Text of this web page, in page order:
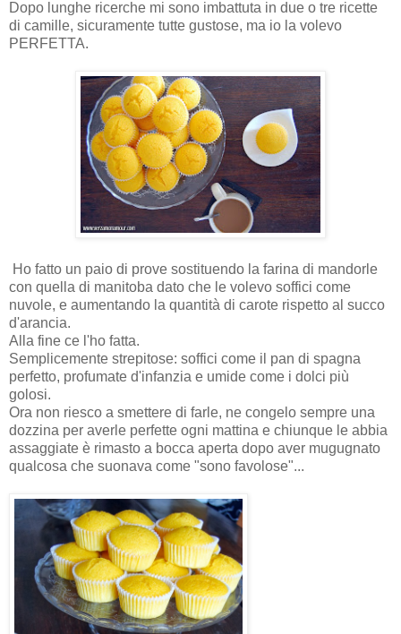
Dopo lunghe ricerche mi sono imbattuta in due o tre ricette
di camille, sicuramente tutte gustose, ma io la volevo
PERFETTA.
Ho fatto un paio di prove sostituendo la farina di mandorle
con quella di manitoba dato che le volevo soffici come
nuvole, e aumentando la quantità di carote rispetto al succo
d'arancia.
Alla fine ce l'ho fatta.
Semplicemente strepitose: soffici come il pan di spagna
perfetto, profumate d'infanzia e umide come i dolci più
golosi.
Ora non riesco a smettere di farle, ne congelo sempre una
dozzina per averle perfette ogni mattina e chiunque le abbia
assaggiate è rimasto a bocca aperta dopo aver mugugnato
qualcosa che suonava come "sono favolose"...